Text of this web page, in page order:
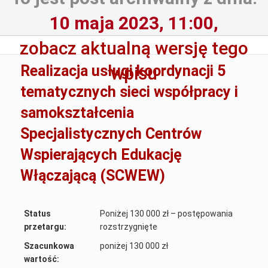
10 maja 2023, 11:00,
zobacz aktualną wersję tego
wpisu
Realizacja usługi koordynacji 5
tematycznych sieci współpracy i
samokształcenia
Specjalistycznych Centrów
Wspierających Edukację
Włączającą (SCWEW)
Status
przetargu:
Poniżej 130 000 zł – postępowania
rozstrzygnięte
Szacunkowa
wartość:
poniżej 130 000 zł